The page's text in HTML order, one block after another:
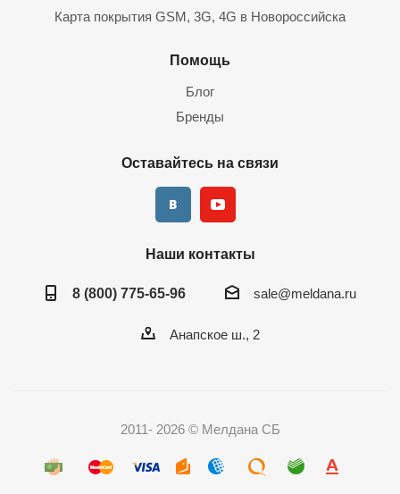
Карта покрытия GSM, 3G, 4G в Новороссийска
Помощь
Блог
Бренды
Оставайтесь на связи
Наши контакты
8 (800) 775-65-96 sale@meldana.ru
Анапское ш., 2
2011- 2026 © Мелдана СБ